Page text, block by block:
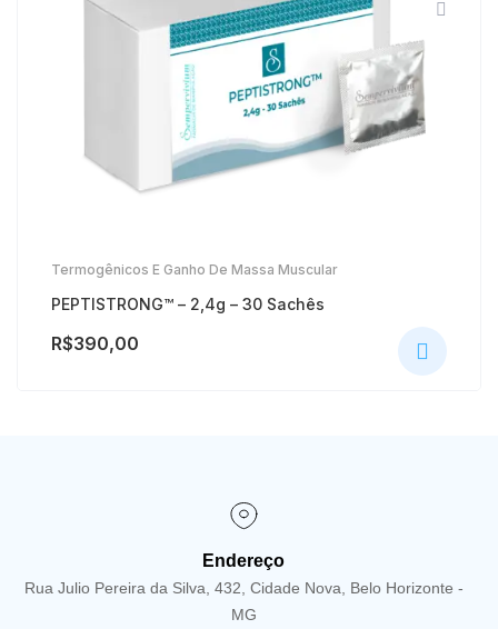
Termogênicos E Ganho De Massa Muscular
PEPTISTRONG™ – 2,4g – 30 Sachês
R$390,00
Endereço
Rua Julio Pereira da Silva, 432, Cidade Nova, Belo Horizonte -
MG